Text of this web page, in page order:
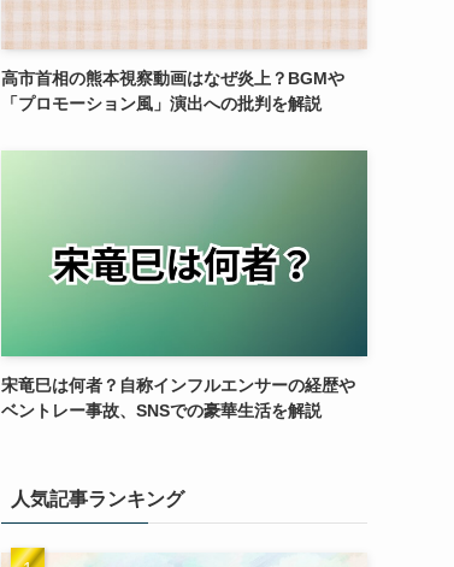
高市首相の熊本視察動画はなぜ炎上？BGMや
「プロモーション風」演出への批判を解説
宋竜巳は何者？自称インフルエンサーの経歴や
ベントレー事故、SNSでの豪華生活を解説
人気記事ランキング